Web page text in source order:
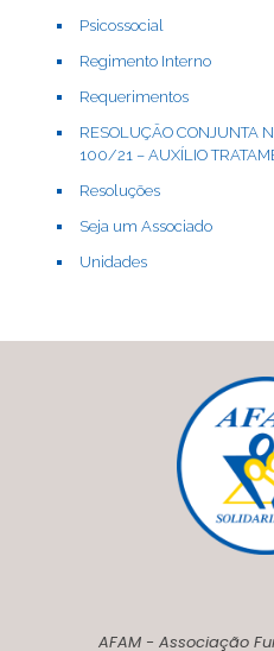
Psicossocial
Regimento Interno
Requerimentos
RESOLUÇÃO CONJUNTA
100/21 – AUXÍLIO
Resoluções
Seja um Associado
Unidades
AFAM - Associação